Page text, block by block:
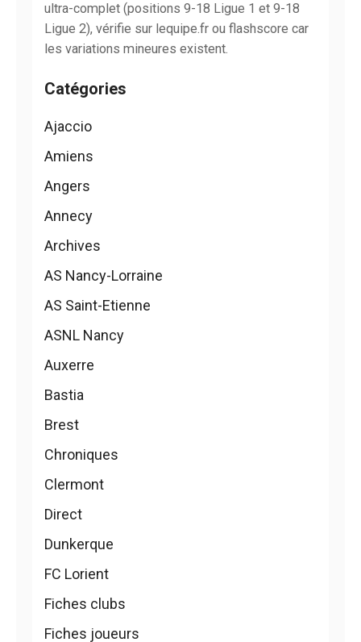
ultra-complet (positions 9-18 Ligue 1 et 9-18
Ligue 2), vérifie sur lequipe.fr ou flashscore car
les variations mineures existent.
Catégories
Ajaccio
Amiens
Angers
Annecy
Archives
AS Nancy-Lorraine
AS Saint-Etienne
ASNL Nancy
Auxerre
Bastia
Brest
Chroniques
Clermont
Direct
Dunkerque
FC Lorient
Fiches clubs
Fiches joueurs